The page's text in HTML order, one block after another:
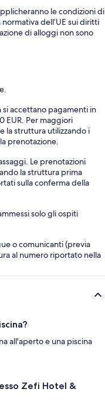
le condizioni di
dell’UE sui diritti
di alloggi non sono
si accettano pagamenti in
EUR. Per maggiori
la struttura utilizzando i
prenotazione.
Le prenotazioni
la struttura prima
sulla conferma della
solo gli ospiti
o comunicanti (previa
al numero riportato nella
all'aperto e una piscina
Zefi Hotel &